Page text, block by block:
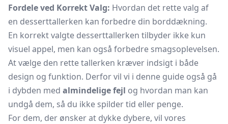
Fordele ved Korrekt Valg: Hvordan det rette valg af
en desserttallerken kan forbedre din borddækning.
En korrekt valgte desserttallerken tilbyder ikke kun
visuel appel, men kan også forbedre smagsoplevelsen.
At vælge den rette tallerken kræver indsigt i både
design og funktion. Derfor vil vi i denne guide også gå
i dybden med almindelige fejl og hvordan man kan
undgå dem, så du ikke spilder tid eller penge.
For dem, der ønsker at dykke dybere, vil vores